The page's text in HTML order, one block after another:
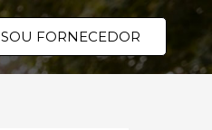
SOU FORNECEDOR